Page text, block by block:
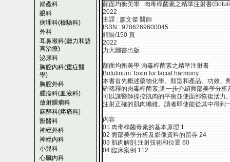
婦產科
眼科
病理科(檢驗科)
外科
耳鼻喉科(聽力和語
言治療)
泌尿科
胸腔內科(重症醫
學)
胸腔外科
腫瘤科(血液科)
放射腫瘤科
麻醉科(疼痛科)
獸醫科
神經外科
神經內科
小兒科
心臟內科
顏面均衡美學 : 肉毒桿菌素之精準注射書
2022
主譯 : 廖文傑 醫師
ISBN : 9786269600045
精裝/150 頁
2022
力大圖書出版
顏面均衡美學 肉毒桿菌素之精準注射書
Botulinum Toxin for facial harmony
本書首先概述藥物化學、類型和產品、功效、
確稀釋的肉毒桿菌素;進一步介紹面部美學分
可以讓醫師操控肌肉的平衡並使面部恢復活力
注射正確的肌肉纖維。讀者即使能從其中得到
內容
01 肉毒桿菌毒素的基本原理 1
02 面部美學分析及影像資料的留存 24
03 肌肉解剖:注射技術和位置 60
04 臨床案例 112